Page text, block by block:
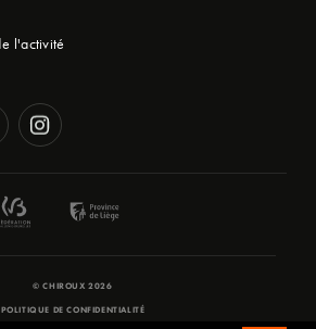
l'activité
© CHIROUX 2026
POLITIQUE DE CONFIDENTIALITÉ